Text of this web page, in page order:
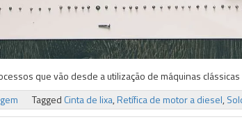
que vão desde a utilização de máquinas
Tagged Cinta de lixa,Retífica de motor a diesel,